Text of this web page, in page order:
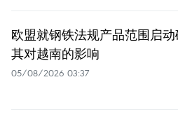
欧盟就钢铁法规产品范围启动
其对越南的影响
05/08/2026 03:37